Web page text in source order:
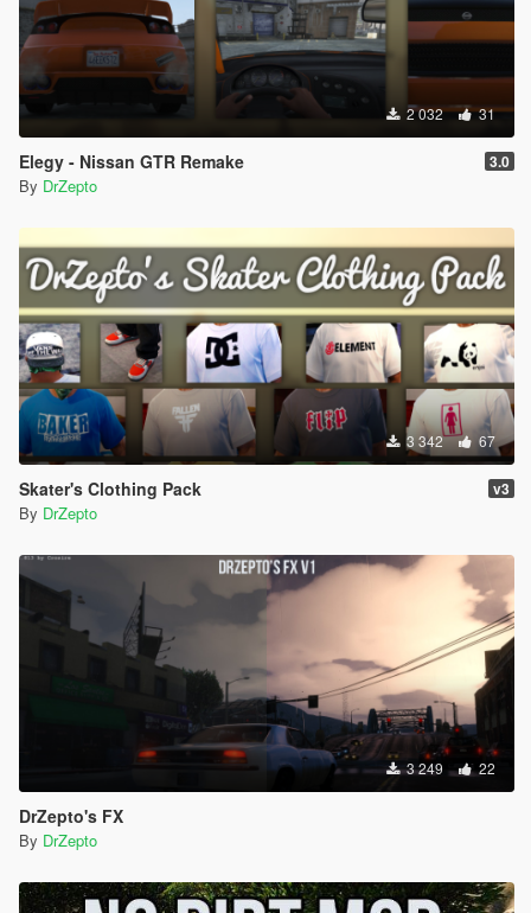
2 032 31
Elegy - Nissan GTR Remake 3.0
By DrZepto
3 342 67
Skater's Clothing Pack v3
By DrZepto
3 249 22
DrZepto's FX
By DrZepto